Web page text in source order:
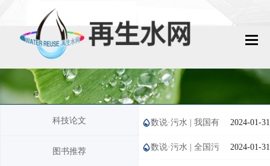
再生水动态
城镇污水回用
科技论文
图书推荐
2024-01-31
数说·污水 | 我国有
多少座城镇污水处理厂？2024-01-31
数说·污水 | 全国污